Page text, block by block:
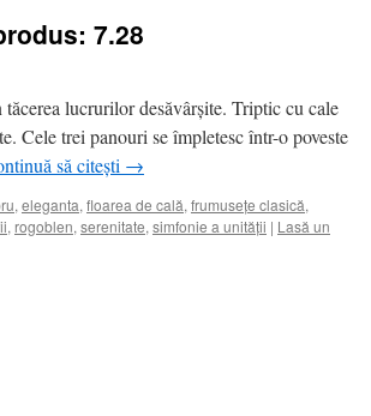
7.28
lucrurilor desăvârșite. Triptic cu cale
Cele trei panouri se împletesc într-o poveste
să citești →
, eleganta, floarea de cală, frumusețe clasică,
, rogoblen, serenitate, simfonie a unității | Lasă un